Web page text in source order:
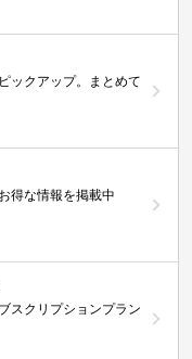
ックアップ。まとめて
得な情報を掲載中
スクリプションプラン